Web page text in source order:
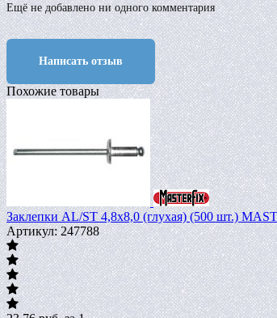
Ещё не добавлено ни одного комментария
Написать отзыв
Похожие товары
Заклепки AL/ST 4,8х8,0 (глухая) (500 шт.)
Артикул: 247788